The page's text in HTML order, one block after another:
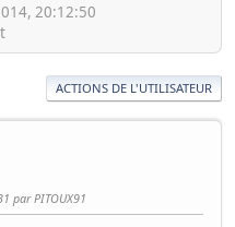
20:12:50
ACTIONS DE L'UTILISATEUR
par PITOUX91